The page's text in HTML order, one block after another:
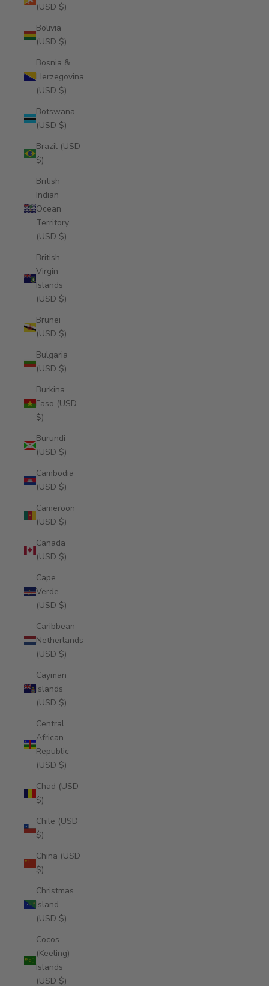
(USD $)
Bolivia
(USD $)
Bosnia &
Herzegovina
(USD $)
Botswana
(USD $)
Brazil (USD
$)
British
Indian
Ocean
Territory
(USD $)
British
Virgin
Islands
(USD $)
Brunei
(USD $)
Bulgaria
(USD $)
Burkina
Faso (USD
$)
Burundi
(USD $)
Cambodia
(USD $)
Cameroon
(USD $)
Canada
(USD $)
Cape
Verde
(USD $)
Caribbean
Netherlands
(USD $)
Cayman
Islands
(USD $)
Central
African
Republic
(USD $)
Chad (USD
$)
Chile (USD
$)
China (USD
$)
Christmas
Island
(USD $)
Cocos
(Keeling)
Islands
(USD $)